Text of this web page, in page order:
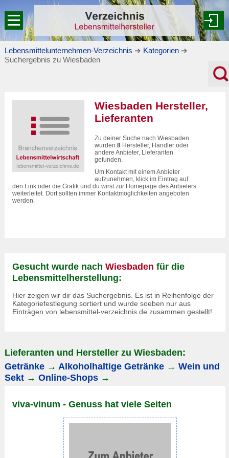
Lebensmittelunternehmen-Verzeichnis ➔ Kategorien ➔
Suchergebnis zu Wiesbaden
Wiesbaden Hersteller,
Lieferanten
Zu deiner Suche nach Wiesbaden
wurden 8Hersteller, Händler oder
andere Anbieter, Lieferanten
gefunden.
Um Kontakt mit einem Anbieter
aufzunehmen, klick im Eintrag auf
den Link oder die Grafik und du wirst zur Homepage des Anbieters
weiterleitet. Dort sollten immer Kontaktmöglichkeiten angeboten
werden.
Gesucht wurde nach Wiesbaden für die
Lebensmittelherstellung:
Hier zeigen wir dir das Suchergebnis. Es ist in Reihenfolge der
Kategoriefestlegung sortiert und wurde soeben nur aus
Einträgen von lebensmittel-verzeichnis.de zusammen gestellt!
Lieferanten und Hersteller zu Wiesbaden:
Getränke → Alkoholhaltige Getränke → Wein und
Sekt → Online-Shops →
viva-vinum - Genuss hat viele Seiten